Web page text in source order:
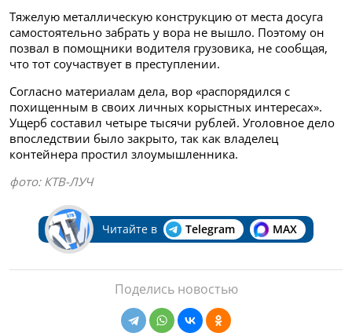
Тяжелую металлическую конструкцию от места досуга
самостоятельно забрать у вора не вышло. Поэтому он
позвал в помощники водителя грузовика, не сообщая,
что тот соучаствует в преступлении.
Согласно материалам дела, вор «распорядился с
похищенным в своих личных корыстных интересах».
Ущерб составил четыре тысячи рублей. Уголовное дело
впоследствии было закрыто, так как владелец
контейнера простил злоумышленника.
фото: КТВ-ЛУЧ
Читайте в Telegram MAX
Поделись новостью